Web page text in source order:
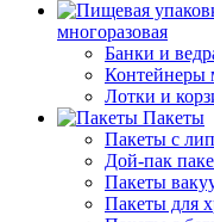
многоразовая
Банки и
Контейнеры
Лотки и
Пакеты
Пакеты с
Дой-пак
Пакеты
Пакеты для